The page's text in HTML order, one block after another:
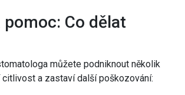
pomoc: Co dělat
můžete podniknout několik
citlivost a zastaví další poškozování: